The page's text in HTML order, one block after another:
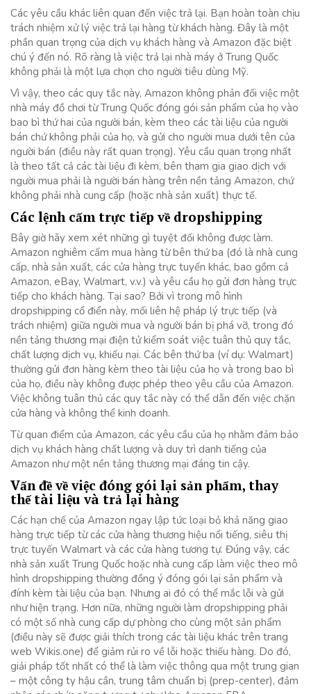
Các yêu cầu khác liên quan đến việc trả lại. Bạn hoàn toàn chịu
trách nhiệm xử lý việc trả lại hàng từ khách hàng. Đây là một
phần quan trọng của dịch vụ khách hàng và Amazon đặc biệt
chú ý đến nó. Rõ ràng là việc trả lại nhà máy ở Trung Quốc
không phải là một lựa chọn cho người tiêu dùng Mỹ.
Vì vậy, theo các quy tắc này, Amazon không phản đối việc một
nhà máy đồ chơi từ Trung Quốc đóng gói sản phẩm của họ vào
bao bì thứ hai của người bán, kèm theo các tài liệu của người
bán chứ không phải của họ, và gửi cho người mua dưới tên của
người bán (điều này rất quan trọng). Yêu cầu quan trọng nhất
là theo tất cả các tài liệu đi kèm, bên tham gia giao dịch với
người mua phải là người bán hàng trên nền tảng Amazon, chứ
không phải nhà cung cấp (hoặc nhà sản xuất) thực tế.
Các lệnh cấm trực tiếp về dropshipping
Bây giờ hãy xem xét những gì tuyệt đối không được làm.
Amazon nghiêm cấm mua hàng từ bên thứ ba (đó là nhà cung
cấp, nhà sản xuất, các cửa hàng trực tuyến khác, bao gồm cả
Amazon, eBay, Walmart, v.v.) và yêu cầu họ gửi đơn hàng trực
tiếp cho khách hàng. Tại sao? Bởi vì trong mô hình
dropshipping cổ điển này, mối liên hệ pháp lý trực tiếp (và
trách nhiệm) giữa người mua và người bán bị phá vỡ, trong đó
nền tảng thương mại điện tử kiểm soát việc tuân thủ quy tắc,
chất lượng dịch vụ, khiếu nại. Các bên thứ ba (ví dụ: Walmart)
thường gửi đơn hàng kèm theo tài liệu của họ và trong bao bì
của họ, điều này không được phép theo yêu cầu của Amazon.
Việc không tuân thủ các quy tắc này có thể dẫn đến việc chặn
cửa hàng và không thể kinh doanh.
Từ quan điểm của Amazon, các yêu cầu của họ nhằm đảm bảo
dịch vụ khách hàng chất lượng và duy trì danh tiếng của
Amazon như một nền tảng thương mại đáng tin cậy.
Vấn đề về việc đóng gói lại sản phẩm, thay
thế tài liệu và trả lại hàng
Các hạn chế của Amazon ngay lập tức loại bỏ khả năng giao
hàng trực tiếp từ các cửa hàng thương hiệu nổi tiếng, siêu thị
trực tuyến Walmart và các cửa hàng tương tự. Đúng vậy, các
nhà sản xuất Trung Quốc hoặc nhà cung cấp làm việc theo mô
hình dropshipping thường đồng ý đóng gói lại sản phẩm và
đính kèm tài liệu của bạn. Nhưng ai đó có thể mắc lỗi và gửi
như hiện trạng. Hơn nữa, những người làm dropshipping phải
có một số nhà cung cấp dự phòng cho cùng một sản phẩm
(điều này sẽ được giải thích trong các tài liệu khác trên trang
web Wikis.one) để giảm rủi ro về lỗi hoặc thiếu hàng. Do đó,
giải pháp tốt nhất có thể là làm việc thông qua một trung gian
– một công ty hậu cần, trung tâm chuẩn bị (prep-center), đảm